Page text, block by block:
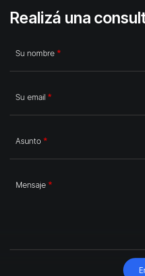
Realizá una
Su nombre
Su email
Asunto
Mensaje